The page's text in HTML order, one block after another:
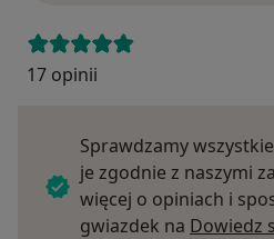
17 opinii
Sprawdzamy
je zgodnie z naszymi
więcej o opiniach i
gwiazdek na Dowiedz